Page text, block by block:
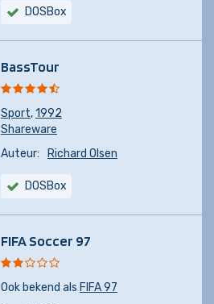
DOSBox
BassTour
Sport,1992
Shareware
Auteur:
Richard Olsen
DOSBox
FIFA Soccer 97
Ook bekend als FIFA 97